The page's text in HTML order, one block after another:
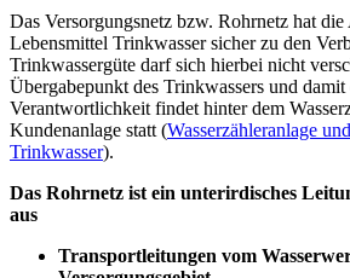
Das Versorgungsnetz bzw. Rohrnetz hat die
Lebensmittel Trinkwasser sicher zu den
Trinkwassergüte darf sich hierbei nicht
Übergabepunkt des Trinkwassers und damit
Verantwortlichkeit findet hinter dem
Kundenanlage statt (Wasserzähleranlage
Trinkwasser).
Das Rohrnetz ist ein unterirdisches
aus
Transportleitungen vom